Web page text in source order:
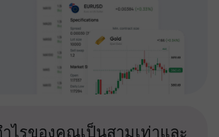
ำไรของคุณเป็นสามเท่าและ